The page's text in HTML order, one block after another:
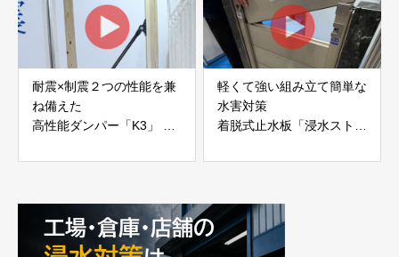
耐震×制震２つの性能を兼
ね備えた
高性能ダンパー「K3」 富
軽くて強い組み立て簡単な
水害対策
着脱式止水板「浸水ストッ
富士工業株式会社